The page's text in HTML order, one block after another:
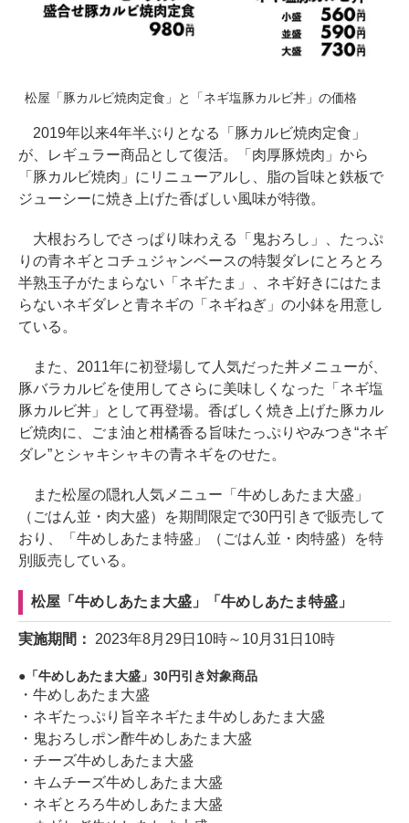
松屋「豚カルビ焼肉定食」と「ネギ塩豚カルビ丼」の価格
2019年以来4年半ぶりとなる「豚カルビ焼肉定食」
が、レギュラー商品として復活。「肉厚豚焼肉」から
「豚カルビ焼肉」にリニューアルし、脂の旨味と鉄板で
ジューシーに焼き上げた香ばしい風味が特徴。
大根おろしでさっぱり味わえる「鬼おろし」、たっぷ
りの青ネギとコチュジャンベースの特製ダレにとろとろ
半熟玉子がたまらない「ネギたま」、ネギ好きにはたま
らないネギダレと青ネギの「ネギねぎ」の小鉢を用意し
ている。
また、2011年に初登場して人気だった丼メニューが、
豚バラカルビを使用してさらに美味しくなった「ネギ塩
豚カルビ丼」として再登場。香ばしく焼き上げた豚カル
ビ焼肉に、ごま油と柑橘香る旨味たっぷりやみつき“ネギ
ダレ”とシャキシャキの青ネギをのせた。
また松屋の隠れ人気メニュー「牛めしあたま大盛」
（ごはん並・肉大盛）を期間限定で30円引きで販売して
おり、「牛めしあたま特盛」（ごはん並・肉特盛）を特
別販売している。
松屋「牛めしあたま大盛」「牛めしあたま特盛」
実施期間： 2023年8月29日10時～10月31日10時
「牛めしあたま大盛」30円引き対象商品
・牛めしあたま大盛
・ネギたっぷり旨辛ネギたま牛めしあたま大盛
・鬼おろしポン酢牛めしあたま大盛
・チーズ牛めしあたま大盛
・キムチーズ牛めしあたま大盛
・ネギとろろ牛めしあたま大盛